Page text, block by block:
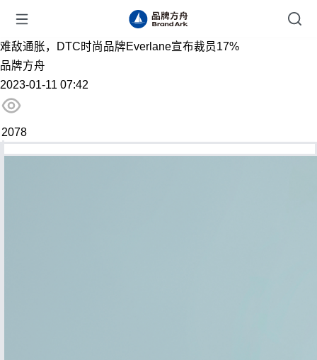
难敌通胀，DTC时尚品牌Everlane宣布裁员17%
品牌方舟
2023-01-11 07:42
2078